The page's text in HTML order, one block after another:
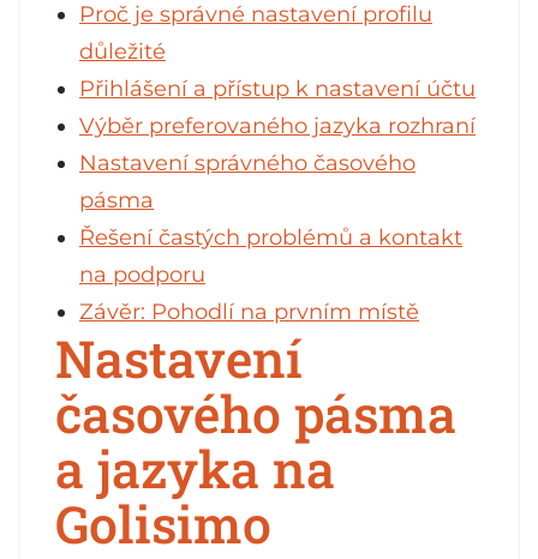
Proč je správné nastavení profilu
důležité
Přihlášení a přístup k nastavení účtu
Výběr preferovaného jazyka rozhraní
Nastavení správného časového
pásma
Řešení častých problémů a kontakt
na podporu
Závěr: Pohodlí na prvním místě
Nastavení
časového pásma
a jazyka na
Golisimo